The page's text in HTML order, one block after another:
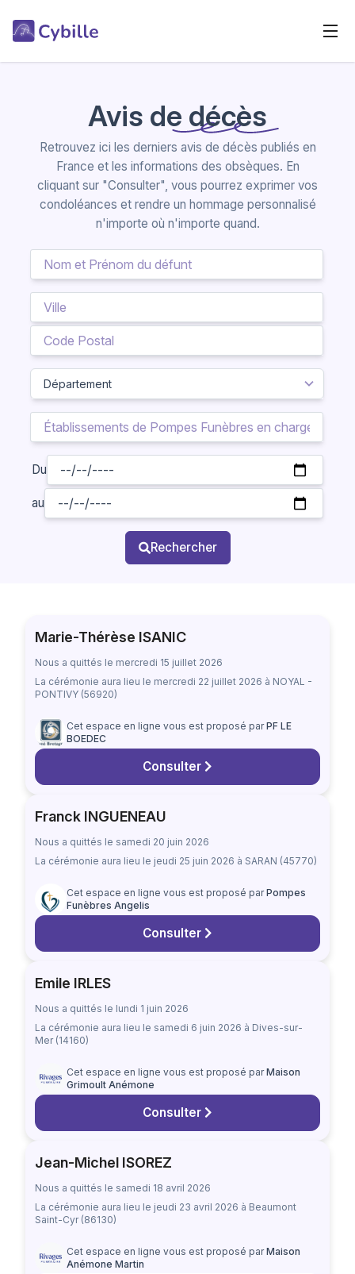
Avis de décès
Retrouvez ici les derniers avis de décès publiés en
France et les informations des obsèques. En
cliquant sur "Consulter", vous pourrez exprimer vos
condoléances et rendre un hommage personnalisé
n'importe où n'importe quand.
Du
au
Rechercher
Marie-Thérèse ISANIC
Nous a quittés le mercredi 15 juillet 2026
La cérémonie aura lieu le mercredi 22 juillet 2026 à NOYAL -
PONTIVY (56920)
Cet espace en ligne vous est proposé parPF LE
BOEDEC
Consulter
Franck INGUENEAU
Nous a quittés le samedi 20 juin 2026
La cérémonie aura lieu le jeudi 25 juin 2026 à SARAN (45770)
Cet espace en ligne vous est proposé parPompes
Funèbres Angelis
Consulter
Emile IRLES
Nous a quittés le lundi 1 juin 2026
La cérémonie aura lieu le samedi 6 juin 2026 à Dives-sur-
Mer (14160)
Cet espace en ligne vous est proposé parMaison
Grimoult Anémone
Consulter
Jean-Michel ISOREZ
Nous a quittés le samedi 18 avril 2026
La cérémonie aura lieu le jeudi 23 avril 2026 à Beaumont
Saint-Cyr (86130)
Cet espace en ligne vous est proposé parMaison
Anémone Martin